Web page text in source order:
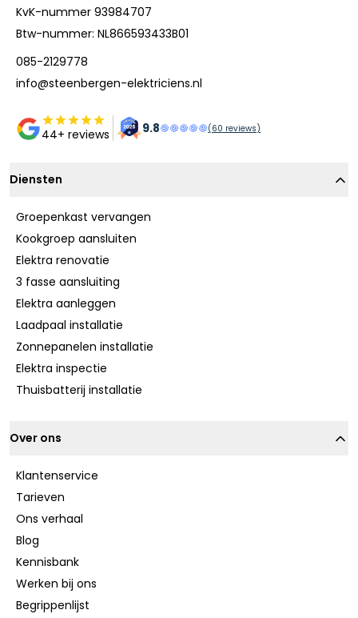
KvK-nummer 93984707
Btw-nummer: NL866593433B01
085-2129778
info@steenbergen-elektriciens.nl
44+ reviews 9.8 (60 reviews)
Diensten
Groepenkast vervangen
Kookgroep aansluiten
Elektra renovatie
3 fasse aansluiting
Elektra aanleggen
Laadpaal installatie
Zonnepanelen installatie
Elektra inspectie
Thuisbatterij installatie
Over ons
Klantenservice
Tarieven
Ons verhaal
Blog
Kennisbank
Werken bij ons
Begrippenlijst